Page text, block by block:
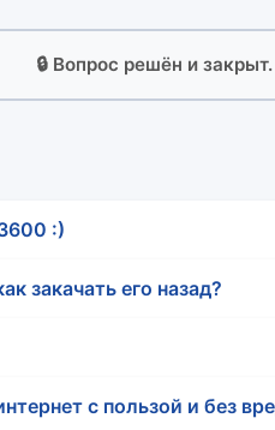
🔒 Вопрос решён и закрыт.
:)
закачать его назад?
с пользой и без